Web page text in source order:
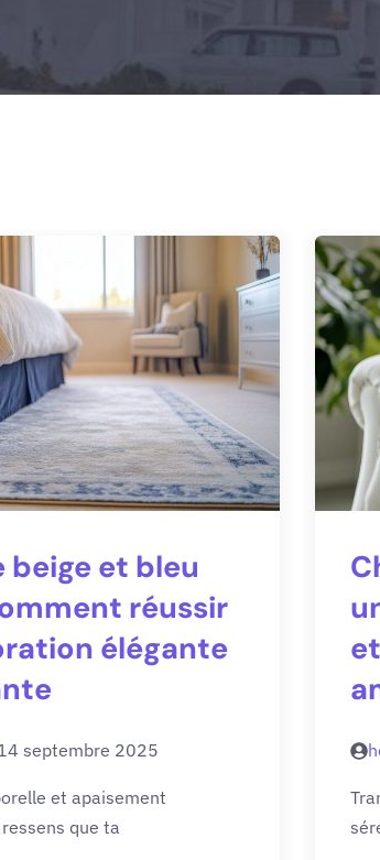
beige et bleu
réussir
élégante
septembre 2025
et apaisement
que ta